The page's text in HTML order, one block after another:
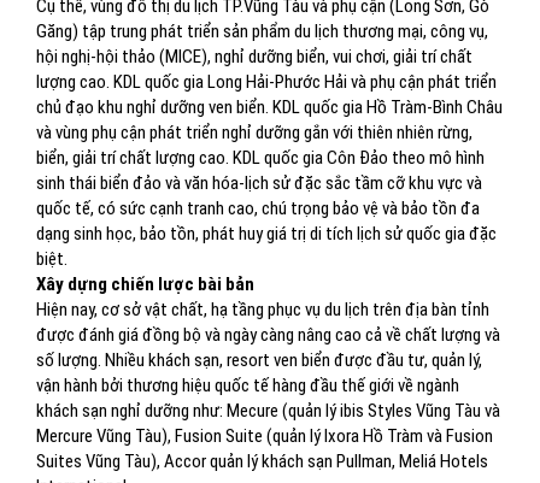
Cụ thể, vùng đô thị du lịch TP.Vũng Tàu và phụ cận (Long Sơn, Gò
Găng) tập trung phát triển sản phẩm du lịch thương mại, công vụ,
hội nghị-hội thảo (MICE), nghỉ dưỡng biển, vui chơi, giải trí chất
lượng cao. KDL quốc gia Long Hải-Phước Hải và phụ cận phát triển
chủ đạo khu nghỉ dưỡng ven biển. KDL quốc gia Hồ Tràm-Bình Châu
và vùng phụ cận phát triển nghỉ dưỡng gắn với thiên nhiên rừng,
biển, giải trí chất lượng cao. KDL quốc gia Côn Đảo theo mô hình
sinh thái biển đảo và văn hóa-lịch sử đặc sắc tầm cỡ khu vực và
quốc tế, có sức cạnh tranh cao, chú trọng bảo vệ và bảo tồn đa
dạng sinh học, bảo tồn, phát huy giá trị di tích lịch sử quốc gia đặc
biệt.
Xây dựng chiến lược bài bản
Hiện nay, cơ sở vật chất, hạ tầng phục vụ du lịch trên địa bàn tỉnh
được đánh giá đồng bộ và ngày càng nâng cao cả về chất lượng và
số lượng. Nhiều khách sạn, resort ven biển được đầu tư, quản lý,
vận hành bởi thương hiệu quốc tế hàng đầu thế giới về ngành
khách sạn nghỉ dưỡng như: Mecure (quản lý ibis Styles Vũng Tàu và
Mercure Vũng Tàu), Fusion Suite (quản lý Ixora Hồ Tràm và Fusion
Suites Vũng Tàu), Accor quản lý khách sạn Pullman, Meliá Hotels